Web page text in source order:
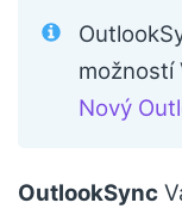
možností
Nový
OutlookSync